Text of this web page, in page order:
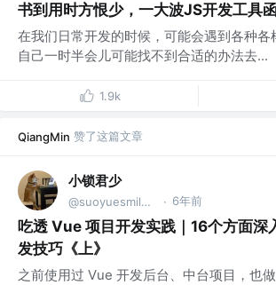
书到用时方恨少，一大波JS开发工具
在我们日常开发的时候，可能会遇到各种各
自己一时半会儿可能找不到合适的办法去...
1.9k
QiangMin 赞了这篇文章
小锁君少
@suoyuesmile@gmail.com · 6年前
吃透 Vue 项目开发实践｜16个方面深
发技巧《上》
之前使用过 Vue 开发后台、中台项目，也